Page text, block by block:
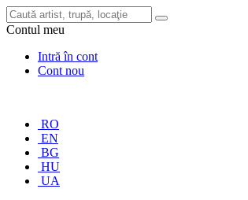
Contul meu
Intră în cont
Cont nou
RO
EN
BG
HU
UA